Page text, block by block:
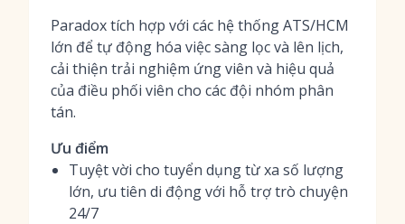
Paradox tích hợp với các hệ thống ATS/HCM
lớn để tự động hóa việc sàng lọc và lên lịch,
cải thiện trải nghiệm ứng viên và hiệu quả
của điều phối viên cho các đội nhóm phân
tán.
Ưu điểm
Tuyệt vời cho tuyển dụng từ xa số lượng
lớn, ưu tiên di động với hỗ trợ trò chuyện
24/7